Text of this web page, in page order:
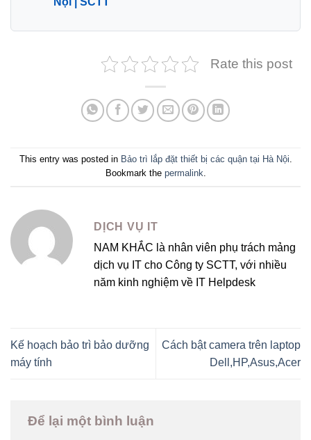
Rate this post
This entry was posted in Bảo trì lắp đặt thiết bị các quận tại Hà Nội.
Bookmark the permalink.
DỊCH VỤ IT
NAM KHẮC là nhân viên phụ trách mảng
dịch vụ IT cho Công ty SCTT, với nhiều
năm kinh nghiệm về IT Helpdesk
Kế hoạch bảo trì bảo dưỡng
máy tính
Cách bật camera trên laptop
Dell,HP,Asus,Acer
Để lại một bình luận